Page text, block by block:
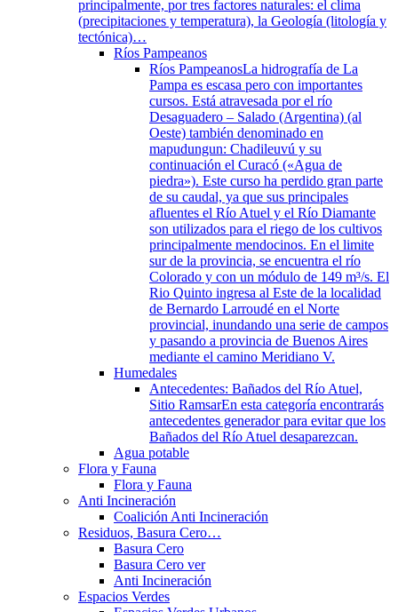
principalmente, por tres factores naturales: el clima
(precipitaciones y temperatura), la Geología (litología y
tectónica)…
Ríos Pampeanos
Ríos PampeanosLa hidrografía de La
Pampa es escasa pero con importantes
cursos. Está atravesada por el río
Desaguadero – Salado (Argentina) (al
Oeste) también denominado en
mapudungun: Chadileuvú y su
continuación el Curacó («Agua de
piedra»). Este curso ha perdido gran parte
de su caudal, ya que sus principales
afluentes el Río Atuel y el Río Diamante
son utilizados para el riego de los cultivos
principalmente mendocinos. En el limite
sur de la provincia, se encuentra el río
Colorado y con un módulo de 149 m³/s. El
Rio Quinto ingresa al Este de la localidad
de Bernardo Larroudé en el Norte
provincial, inundando una serie de campos
y pasando a provincia de Buenos Aires
mediante el camino Meridiano V.
Humedales
Antecedentes: Bañados del Río Atuel,
Sitio RamsarEn esta categoría encontrarás
antecedentes generador para evitar que los
Bañados del Río Atuel desaparezcan.
Agua potable
Flora y Fauna
Flora y Fauna
Anti Incineración
Coalición Anti Incineración
Residuos, Basura Cero…
Basura Cero
Basura Cero ver
Anti Incineración
Espacios Verdes